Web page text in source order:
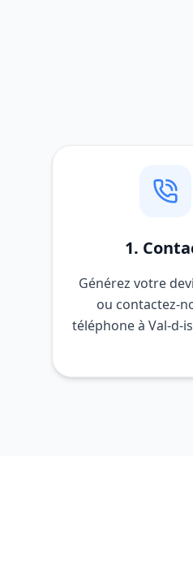
1.
Générez votre
ou contactez-
téléphone à Val-d-